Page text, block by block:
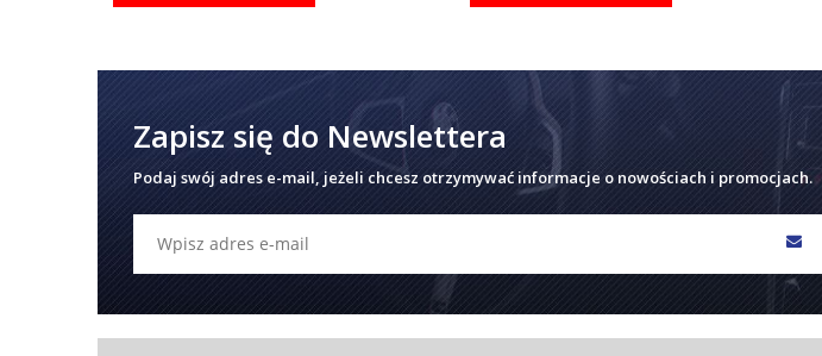
Zapisz się do Newslettera
Podaj swój adres e-mail, jeżeli chcesz otrzymywać informacje o nowościach i promocjach.